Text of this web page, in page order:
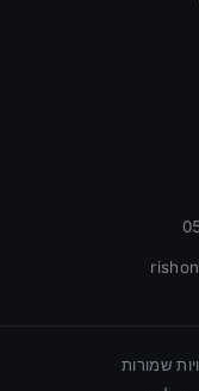
שמורות